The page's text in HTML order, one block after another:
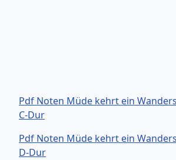
Pdf Noten Müde kehrt ein
C-Dur
Pdf Noten Müde kehrt ein
D-Dur